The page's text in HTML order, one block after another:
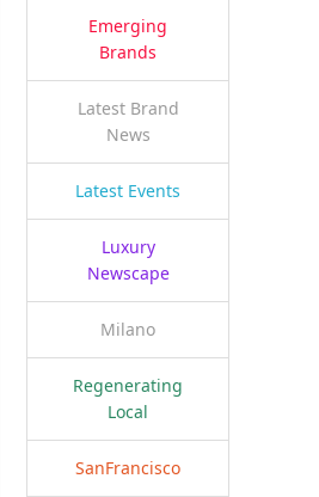
Emerging
Brands
Latest Brand
News
Latest Events
Luxury
Newscape
Milano
Regenerating
Local
SanFrancisco